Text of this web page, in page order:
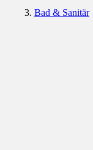
Bad & Sanitär